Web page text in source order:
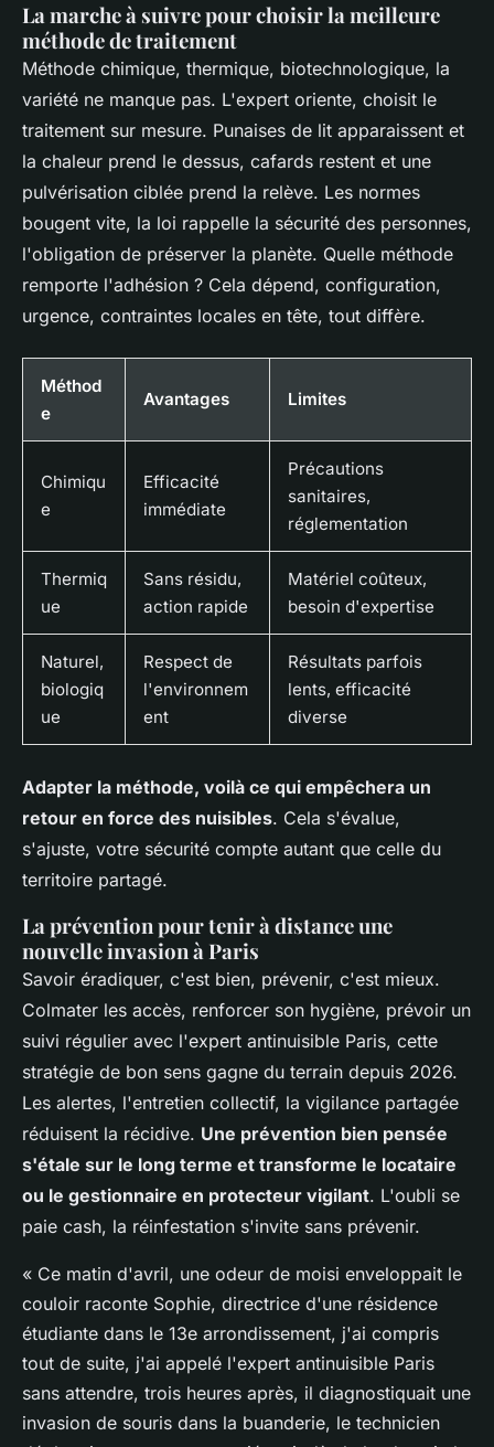
La marche à suivre pour choisir la meilleure
méthode de traitement
Méthode chimique, thermique, biotechnologique, la
variété ne manque pas. L'expert oriente, choisit le
traitement sur mesure. Punaises de lit apparaissent et
la chaleur prend le dessus, cafards restent et une
pulvérisation ciblée prend la relève. Les normes
bougent vite, la loi rappelle la sécurité des personnes,
l'obligation de préserver la planète. Quelle méthode
remporte l'adhésion ? Cela dépend, configuration,
urgence, contraintes locales en tête, tout diffère.
Méthod
e
Avantages Limites
Chimiqu
e
Efficacité
immédiate
Précautions
sanitaires,
réglementation
Thermiq
ue
Sans résidu,
action rapide
Matériel coûteux,
besoin d'expertise
Naturel,
biologiq
ue
Respect de
l'environnem
ent
Résultats parfois
lents, efficacité
diverse
Adapter la méthode, voilà ce qui empêchera un
retour en force des nuisibles. Cela s'évalue,
s'ajuste, votre sécurité compte autant que celle du
territoire partagé.
La prévention pour tenir à distance une
nouvelle invasion à Paris
Savoir éradiquer, c'est bien, prévenir, c'est mieux.
Colmater les accès, renforcer son hygiène, prévoir un
suivi régulier avec l'expert antinuisible Paris, cette
stratégie de bon sens gagne du terrain depuis 2026.
Les alertes, l'entretien collectif, la vigilance partagée
réduisent la récidive. Une prévention bien pensée
s'étale sur le long terme et transforme le locataire
ou le gestionnaire en protecteur vigilant. L'oubli se
paie cash, la réinfestation s'invite sans prévenir.
« Ce matin d'avril, une odeur de moisi enveloppait le
couloir raconte Sophie, directrice d'une résidence
étudiante dans le 13e arrondissement, j'ai compris
tout de suite, j'ai appelé l'expert antinuisible Paris
sans attendre, trois heures après, il diagnostiquait une
invasion de souris dans la buanderie, le technicien